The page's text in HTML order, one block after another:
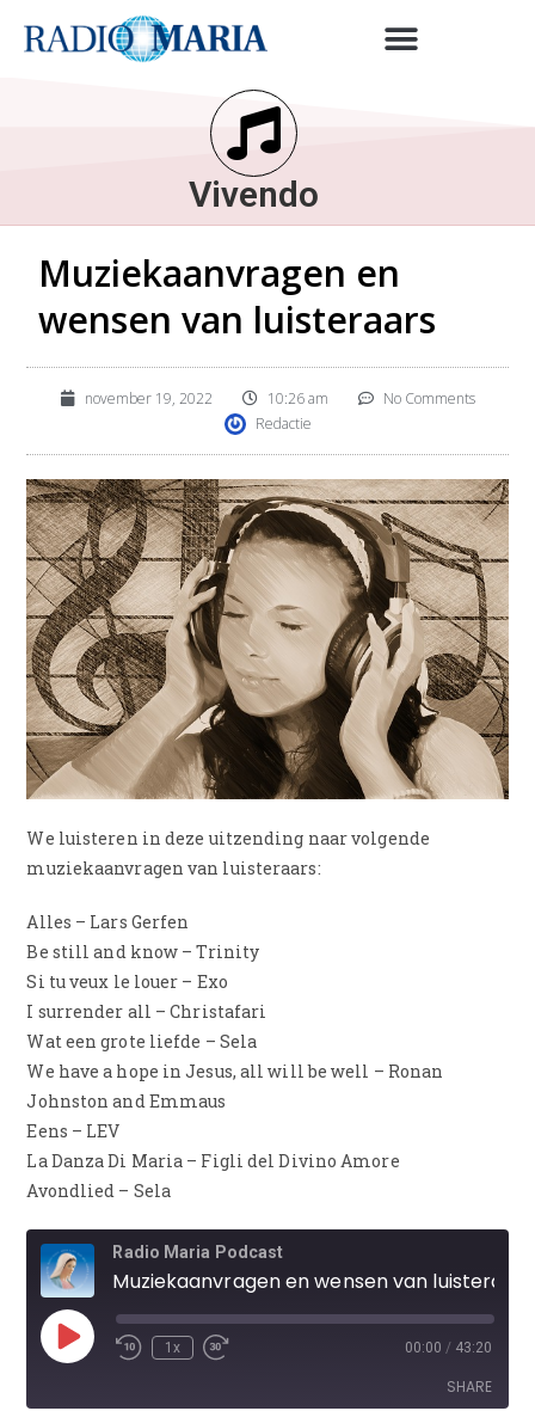
Vivendo
Muziekaanvragen en
wensen van luisteraars
november 19, 2022 10:26 am
No Comments
Redactie
We luisteren in deze uitzending naar volgende
muziekaanvragen van luisteraars:
Alles – Lars Gerfen
Be still and know – Trinity
Si tu veux le louer – Exo
I surrender all – Christafari
Wat een grote liefde – Sela
We have a hope in Jesus, all will be well – Ronan
Johnston and Emmaus
Eens – LEV
La Danza Di Maria – Figli del Divino Amore
Avondlied – Sela
Radio Maria Podcast
1x 00:00 / 43:20
SHARE